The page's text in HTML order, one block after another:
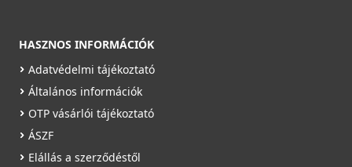
HASZNOS INFORMÁCIÓK
Adatvédelmi tájékoztató
Általános információk
OTP vásárlói tájékoztató
ÁSZF
Elállás a szerződéstől